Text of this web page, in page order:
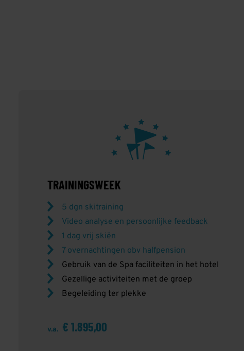
TRAININGSWEEK
5 dgn skitraining
Video analyse en persoonlijke feedback
1 dag vrij skiën
7 overnachtingen obv halfpension
Gebruik van de Spa faciliteiten in het hotel
Gezellige activiteiten met de groep
Begeleiding ter plekke
v.a. € 1.895,00